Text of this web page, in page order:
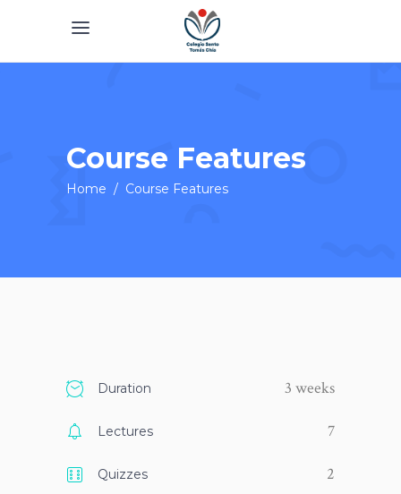
Course Features
Home / Course Features
Duration 3 weeks
Lectures 7
Quizzes 2